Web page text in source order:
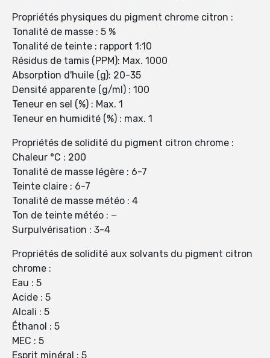
Propriétés physiques du pigment chrome citron :
Tonalité de masse : 5 %
Tonalité de teinte : rapport 1:10
Résidus de tamis (PPM): Max. 1000
Absorption d'huile (g): 20-35
Densité apparente (g/ml) : 100
Teneur en sel (%) : Max. 1
Teneur en humidité (%) : max. 1
Propriétés de solidité du pigment citron chrome :
Chaleur °C : 200
Tonalité de masse légère : 6-7
Teinte claire : 6-7
Tonalité de masse météo : 4
Ton de teinte météo : −
Surpulvérisation : 3-4
Propriétés de solidité aux solvants du pigment citron
chrome :
Eau : 5
Acide : 5
Alcali : 5
Éthanol : 5
MEC : 5
Esprit minéral : 5